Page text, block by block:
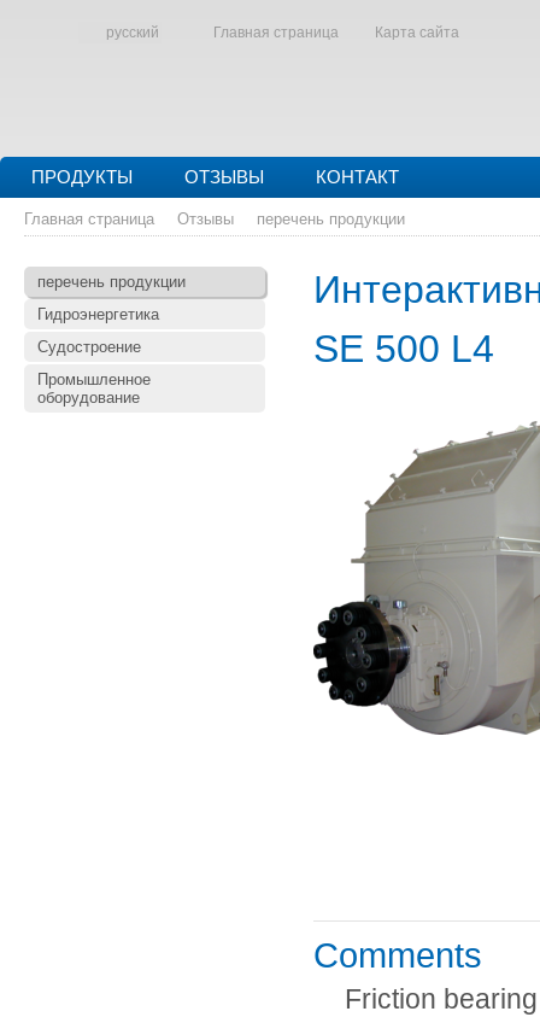
русский Главная страница Карта сайта
ПРОДУКТЫ ОТЗЫВЫ КОНТАКТ
Главная страница Отзывы перечень продукции
перечень продукции
Гидроэнергетика
Судостроение
Промышленное
оборудование
SE 500 L4
Comments
Friction